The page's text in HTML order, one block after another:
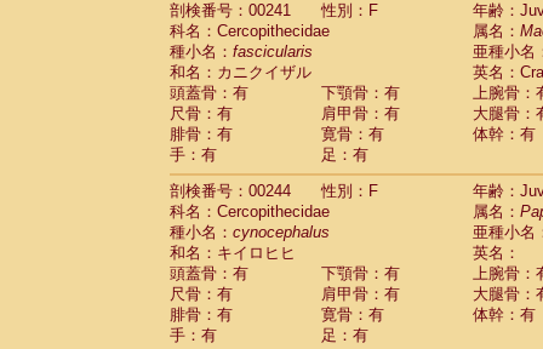
剖検番号：00241
性別：F
年齢：
科名：Cercopithecidae
属名：
種小名： fascicularis
亜種小名
和名：カニクイザル
英名：
頭蓋骨：有
下顎骨：有
上腕骨：
尺骨：有
肩甲骨：有
大腿骨：
腓骨：有
寛骨：有
体幹：有
手：有
足：有
剖検番号：00244
性別：F
年齢：
科名：Cercopithecidae
属名：
種小名： cynocephalus
亜種小名
和名：キイロヒヒ
英名：
頭蓋骨：有
下顎骨：有
上腕骨：
尺骨：有
肩甲骨：有
大腿骨：
腓骨：有
寛骨：有
体幹：有
手：有
足：有